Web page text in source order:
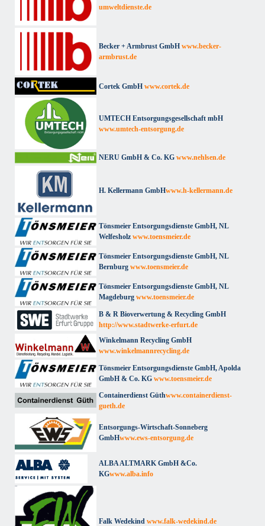
umweltdienste.de
Becker + Armbrust GmbH www.becker-
armbrust.de
Cortek GmbH www.cortek.de
UMTECH Entsorgungsgesellschaft mbH
www.umtech-entsorgung.de
NERU GmbH & Co. KG www.nehlsen.de
H. Kellermann GmbHwww.h-kellermann.de
Tönsmeier Entsorgungsdienste GmbH, NL
Welfesholz www.toensmeier.de
Tönsmeier Entsorgungsdienste GmbH, NL
Bernburg www.toensmeier.de
Tönsmeier Entsorgungsdienste GmbH, NL
Magdeburg www.toensmeier.de
B & R Bioverwertung & Recycling GmbH
http://www.stadtwerke-erfurt.de
Winkelmann Recycling GmbH
www.winkelmannrecycling.de
Tönsmeier Entsorgungsdienste GmbH, Apolda
GmbH & Co. KG www.toensmeier.de
Containerdienst Güthwww.containerdienst-
gueth.de
Entsorgungs-Wirtschaft-Sonneberg
GmbHwww.ews-entsorgung.de
ALBA ALTMARK GmbH &Co.
KGwww.alba.info
Falk Wedekind www.falk-wedekind.de